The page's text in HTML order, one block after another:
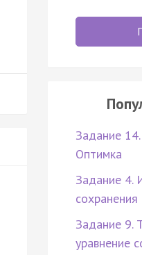
Задание
Оптимка
Задание 4.
сохранения
Задание 9.
уравнение